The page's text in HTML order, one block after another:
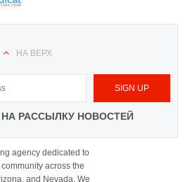
НА ВЕРХ
РАССЫЛКУ НОВОСТЕЙ
agency dedicated to
across the
and Nevada. We